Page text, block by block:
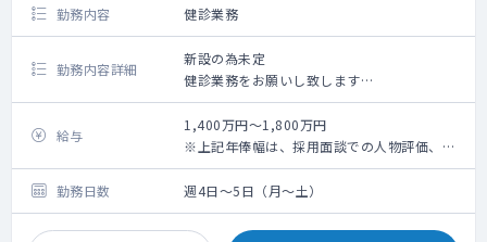
勤務内容 健診業務
勤務内容詳細
新設の為未定
健診業務をお願いし致します
1：受診者の診察（火・金曜日午後健診有、
15：00～16：30）
2：問診、聴打診
3：健診判定
4：検査結果説明
5：健診スタッフとの連携
6：健診事業運営・品質向上への参画
給与
1,400万円～1,800万円
※上記年俸幅は、採用面談での人物評価、業
務内容詳細、個々スキルに応じて最終決定さ
せていただきます。
勤務日数 週4日～5日（月～土）